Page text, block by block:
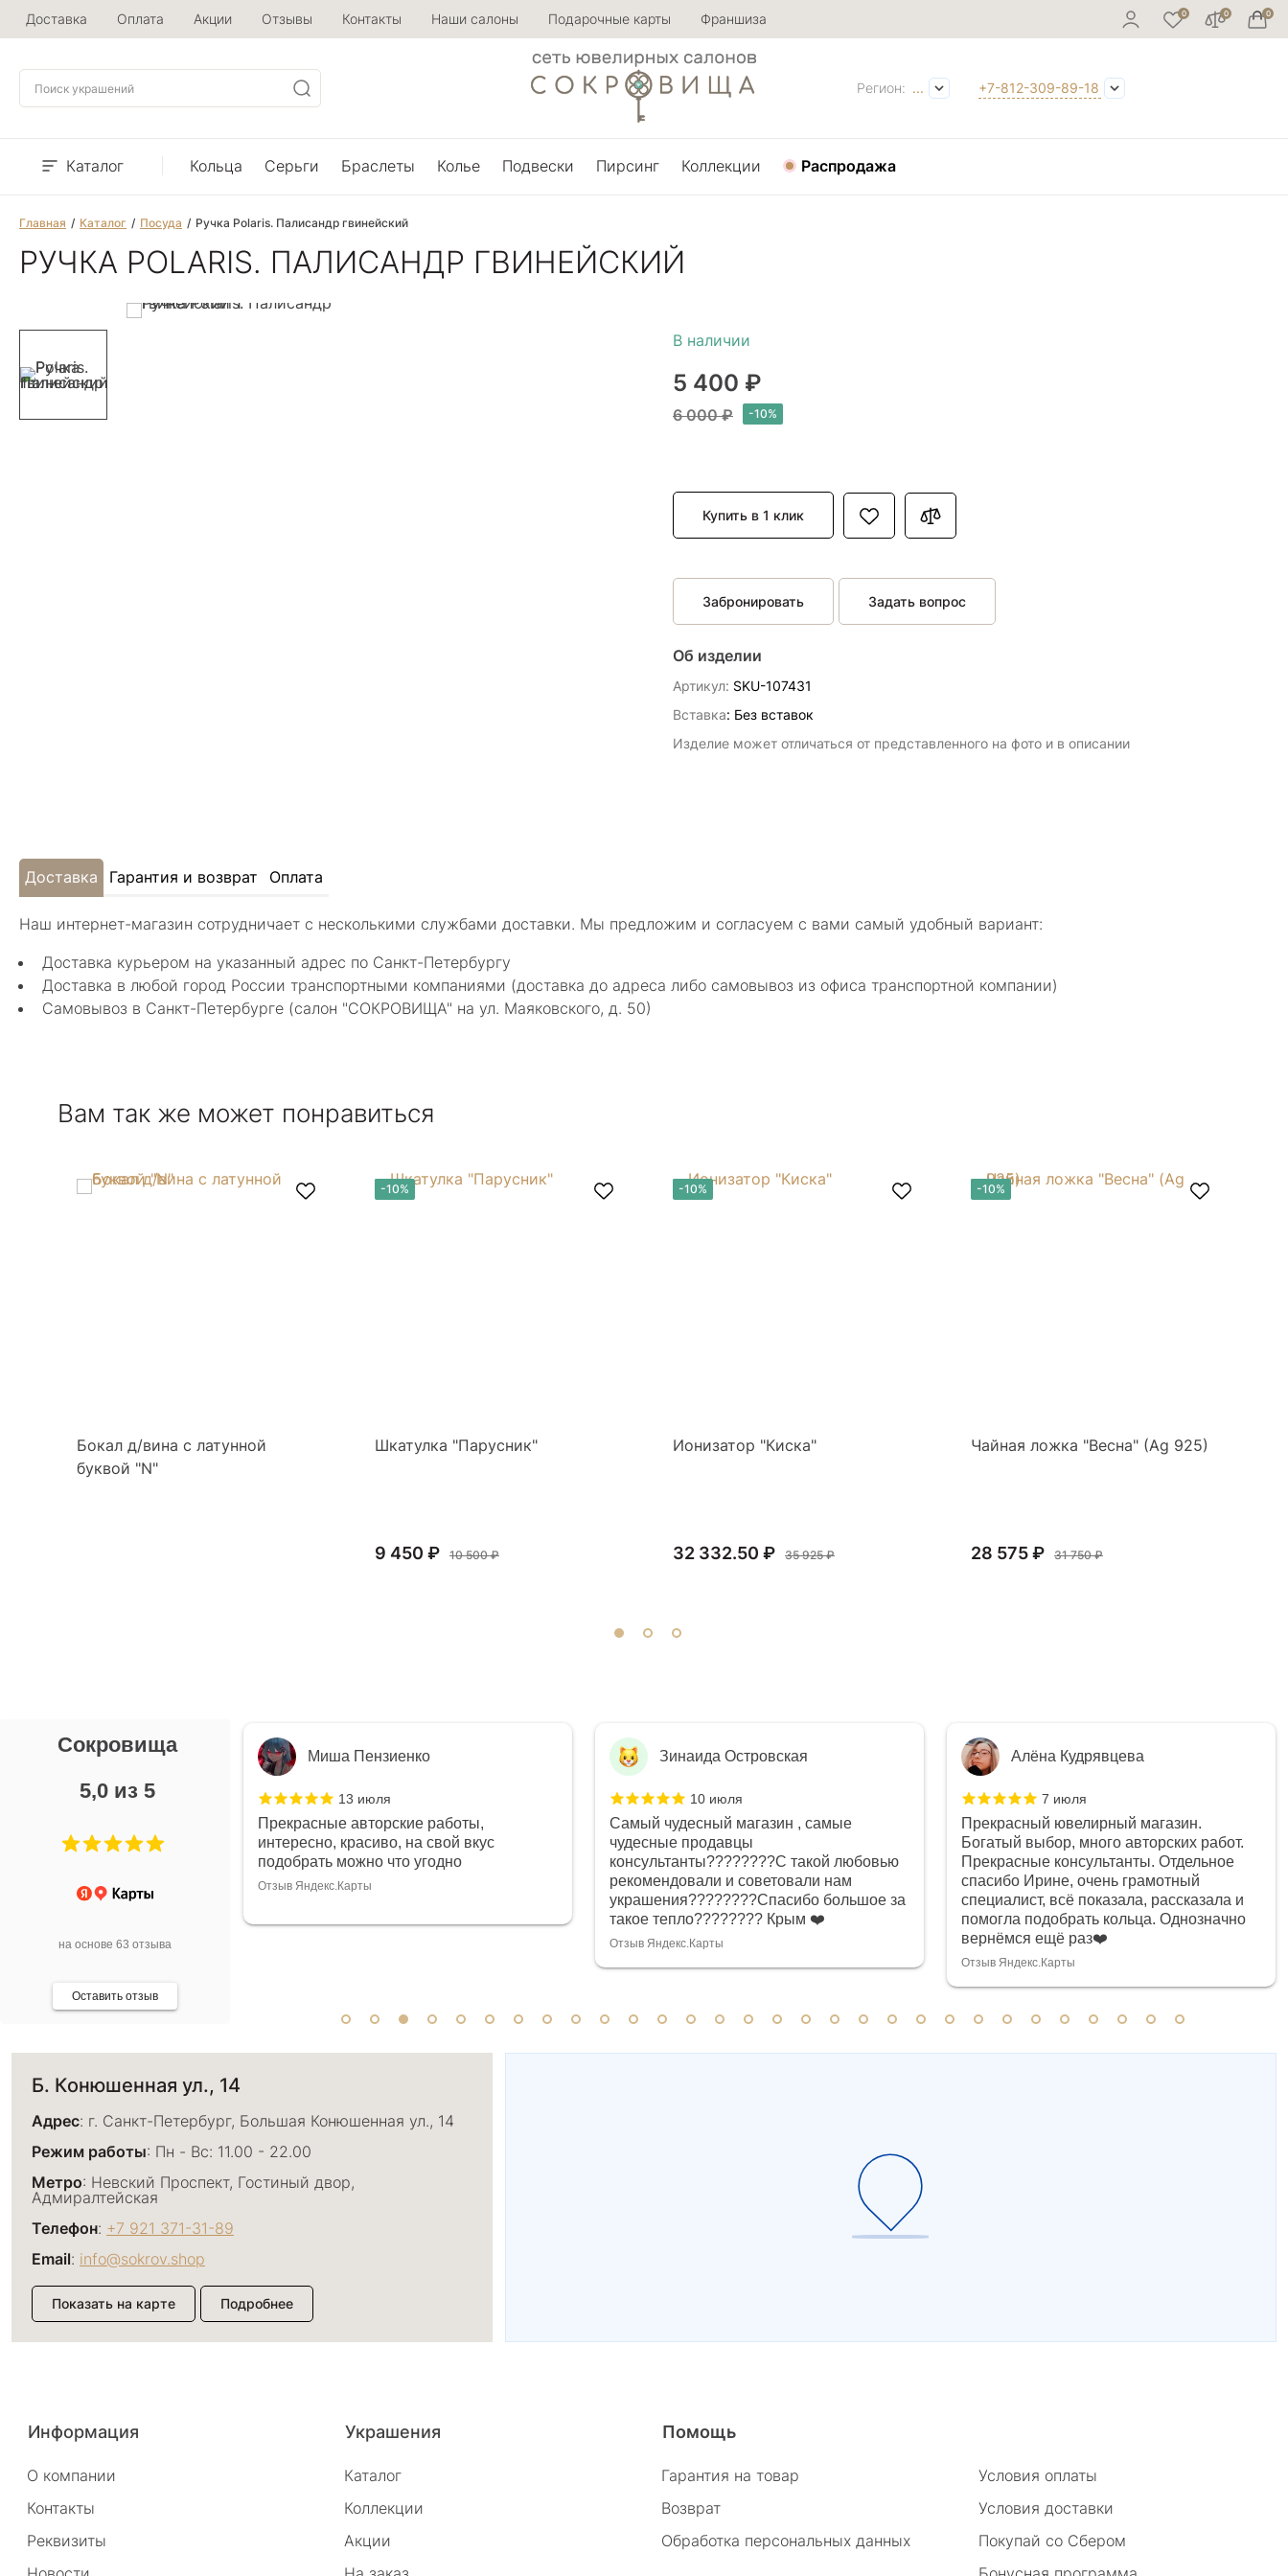
Доставка Оплата Акции Отзывы Контакты Наши салоны Подарочные карты Франшиза
Регион: ... +7-812-309-89-18
Каталог Кольца Серьги Браслеты Колье Подвески Пирсинг Коллекции Распродажа
Главная Каталог Посуда Ручка Polaris. Палисандр гвинейский
РУЧКА POLARIS. ПАЛИСАНДР ГВИНЕЙСКИЙ
5 400 ₽
6 000 ₽
Купить в 1 клик
Забронировать Задать вопрос
Об изделии
Артикул: SKU-107431
Вставка: Без вставок
Изделие может отличаться от представленного на фото и в описании
Доставка Гарантия и возврат Оплата
Наш интернет-магазин сотрудничает с несколькими службами доставки. Мы предложим и согласуем с вами самый удобный вариант:
Доставка курьером на указанный адрес по Санкт-Петербургу
Доставка в любой город России транспортными компаниями (доставка до адреса либо самовывоз из офиса транспортной компании)
Самовывоз в Санкт-Петербурге (салон "СОКРОВИЩА" на ул. Маяковского, д. 50)
Вам так же может понравиться
Бокал д/вина с латунной
буквой "N"
-10%
Шкатулка "Парусник"
9 450 ₽ 10 500 ₽
-10%
Ионизатор "Киска"
32 332.50 ₽ 35 925 ₽
-10%
Чайная ложка "Весна" (Ag 925)
28 575 ₽ 31 750 ₽
Сокровища
5,0 из 5
на основе 63 отзыва
Оставить отзыв
и завораживает
Миша Пензиенко
13 июля
Прекрасные авторские работы,
интересно, красиво, на свой вкус
подобрать можно что угодно
Отзыв Яндекс.Карты
Зинаида Островская
10 июля
Самый чудесный магазин , самые
чудесные продавцы
консультанты????????С такой любовью
рекомендовали и советовали нам
украшения????????Спасибо большое за
такое тепло???????? Крым ❤️
Отзыв Яндекс.Карты
Алёна Кудрявцева
7 июля
Прекрасный ювелирный магазин.
Богатый выбор, много авторских работ.
Прекрасные консультанты. Отдельное
спасибо Ирине, очень грамотный
специалист, всё показала, рассказала и
помогла подобрать кольца. Однозначно
вернёмся ещё раз❤️
Отзыв Яндекс.Карты
Б. Конюшенная ул., 14
Адрес: г. Санкт-Петербург, Большая Конюшенная ул., 14
Режим работы: Пн - Вс: 11.00 - 22.00
Метро: Невский Проспект, Гостиный двор,
Адмиралтейская
Телефон: +7 921 371-31-89
Email: info@sokrov.shop
Показать на карте Подробнее
Адрес: г. Санкт-Петербург, Большой проспект П.С., 26/2
Метро: Спортивная, Чкаловская, Петроградская
Телефон
Email:info@sokrov.shop
Информация
О компании
Контакты
Реквизиты
Украшения
Каталог
Коллекции
Акции
Помощь
Гарантия на товар
Возврат
Обработка персональных данных
Условия оплаты
Условия доставки
Покупай со Сбером